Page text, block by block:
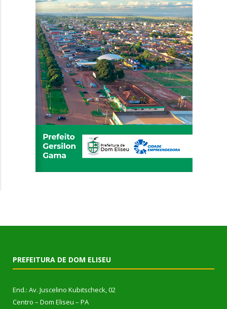
PREFEITURA DE DOM ELISEU
End.: Av. Juscelino Kubitscheck, 02
Centro – Dom Eliseu – PA